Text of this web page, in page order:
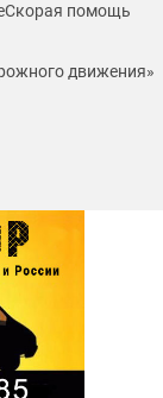
Скорая помощь
движения»